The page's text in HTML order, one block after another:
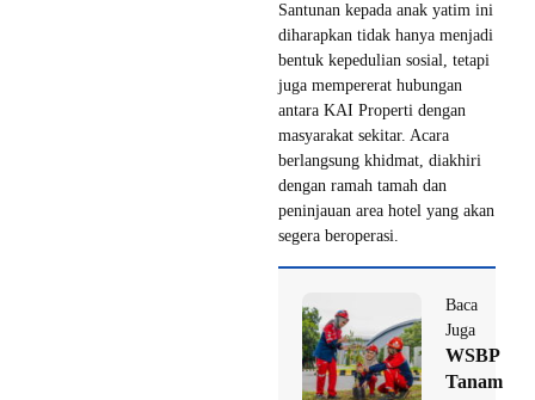
Santunan kepada anak yatim ini
diharapkan tidak hanya menjadi
bentuk kepedulian sosial, tetapi
juga mempererat hubungan
antara KAI Properti dengan
masyarakat sekitar. Acara
berlangsung khidmat, diakhiri
dengan ramah tamah dan
peninjauan area hotel yang akan
segera beroperasi.
Baca
Juga
WSBP
Tanam